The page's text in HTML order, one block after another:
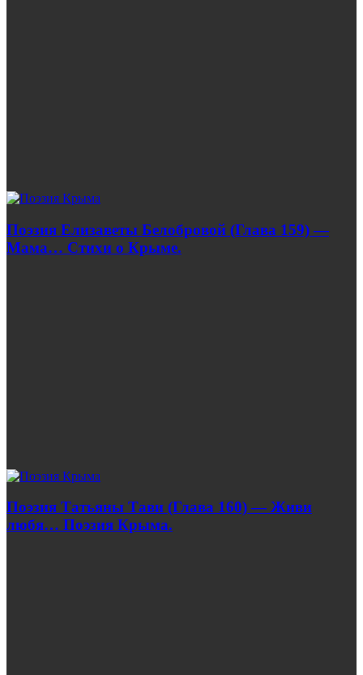
Поэзия Елизаветы Белобровой (Глава 159) —
Мама… Стихи о Крыме.
Поэзия Татьяны Тави (Глава 160) — Живи
любя… Поэзия Крыма.